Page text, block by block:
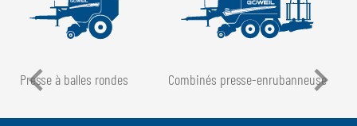
Presse à balles rondes Combinés presse-enrubanneuse